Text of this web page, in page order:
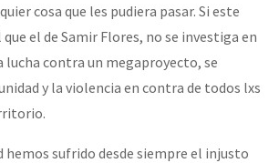
cosa que les pudiera pasar. Si este
el de Samir Flores, no se investiga en
lucha contra un megaproyecto, se
y la violencia en contra de todos lxs
hemos sufrido desde siempre el injusto